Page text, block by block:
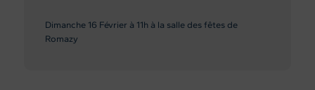
Dimanche 16 Février à 11h à la salle des fêtes de
Romazy